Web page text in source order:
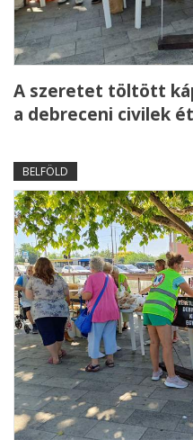
A szeretet töltött
a debreceni civilek
BELFÖLD